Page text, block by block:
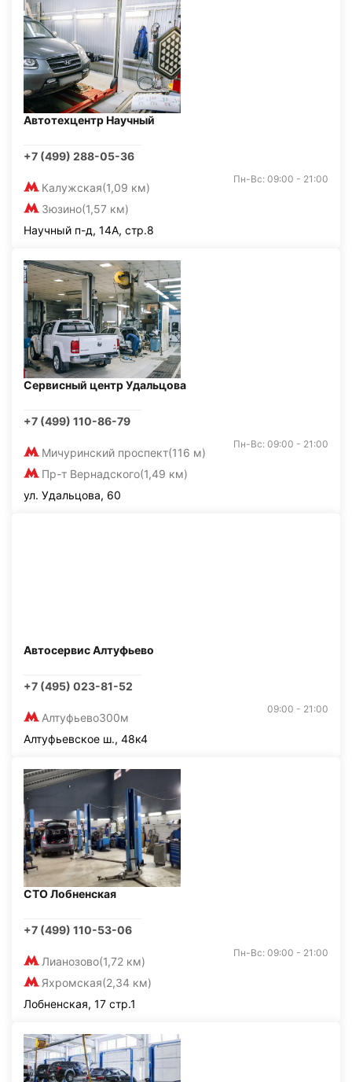
Автотехцентр Научный
+7 (499) 288-05-36
Калужская(1,09 км)
Зюзино(1,57 км)
Пн-Вс: 09:00 - 21:00
Научный п-д, 14А, стр.8
Сервисный центр Удальцова
+7 (499) 110-86-79
Мичуринский проспект(116 м)
Пр-т Вернадского(1,49 км)
Пн-Вс: 09:00 - 21:00
ул. Удальцова, 60
Автосервис Алтуфьево
+7 (495) 023-81-52
Алтуфьево300м
09:00 - 21:00
Алтуфьевское ш., 48к4
СТО Лобненская
+7 (499) 110-53-06
Лианозово(1,72 км)
Яхромская(2,34 км)
Пн-Вс: 09:00 - 21:00
Лобненская, 17 стр.1